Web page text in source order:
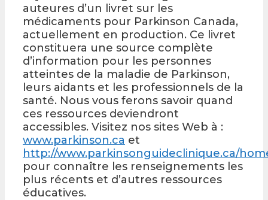
auteures d’un livret sur les
médicaments pour Parkinson Canada,
actuellement en production. Ce livret
constituera une source complète
d’information pour les personnes
atteintes de la maladie de Parkinson,
leurs aidants et les professionnels de la
santé. Nous vous ferons savoir quand
ces ressources deviendront
accessibles. Visitez nos sites Web à :
www.parkinson.ca et
http://www.parkinsonguideclinique.ca/
pour connaître les renseignements les
plus récents et d’autres ressources
éducatives.